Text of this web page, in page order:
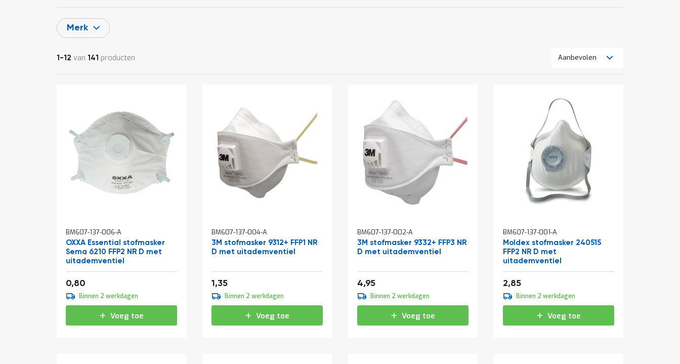
Merk
Lijst
1 -12 van 141 producten
BM607-137-006-A
OXXA Essential stofmasker
Sema 6210 FFP2 NR D met
uitademventiel
0,80
Binnen 2 werkdagen
Voeg toe
BM607-137-004-A
3M stofmasker 9312+ FFP1 NR
D met uitademventiel
1,35
Binnen 2 werkdagen
Voeg toe
BM607-137-002-A
3M stofmasker 9332+ FFP3 NR
D met uitademventiel
4,95
Binnen 2 werkdagen
Voeg toe
BM607-137-001-A
Moldex stofmasker 240515
FFP2 NR D met
uitademventiel
2,85
Binnen 2 werkdagen
Voeg toe